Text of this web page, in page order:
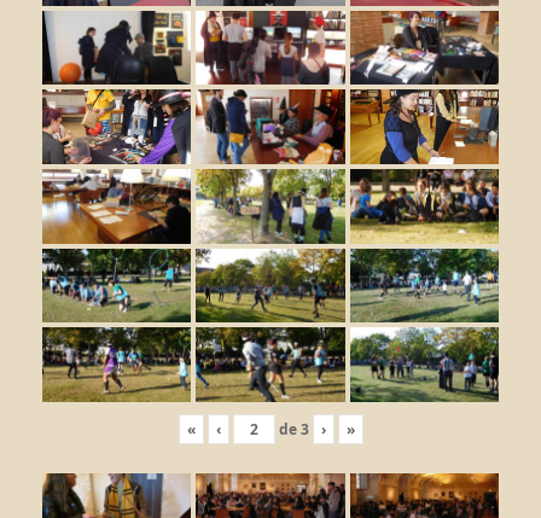
« ‹ de3 › »